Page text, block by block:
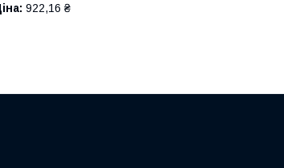
922,16 ₴